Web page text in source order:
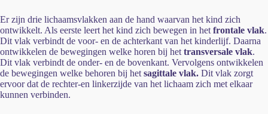
Er zijn drie lichaamsvlakken aan de hand waarvan het kind zich
ontwikkelt. Als eerste leert het kind zich bewegen in het frontale vlak.
Dit vlak verbindt de voor- en de achterkant van het kinderlijf. Daarna
ontwikkelen de bewegingen welke horen bij het transversale vlak.
Dit vlak verbindt de onder- en de bovenkant. Vervolgens ontwikkelen
de bewegingen welke behoren bij het sagittale vlak. Dit vlak zorgt
ervoor dat de rechter-en linkerzijde van het lichaam zich met elkaar
kunnen verbinden.